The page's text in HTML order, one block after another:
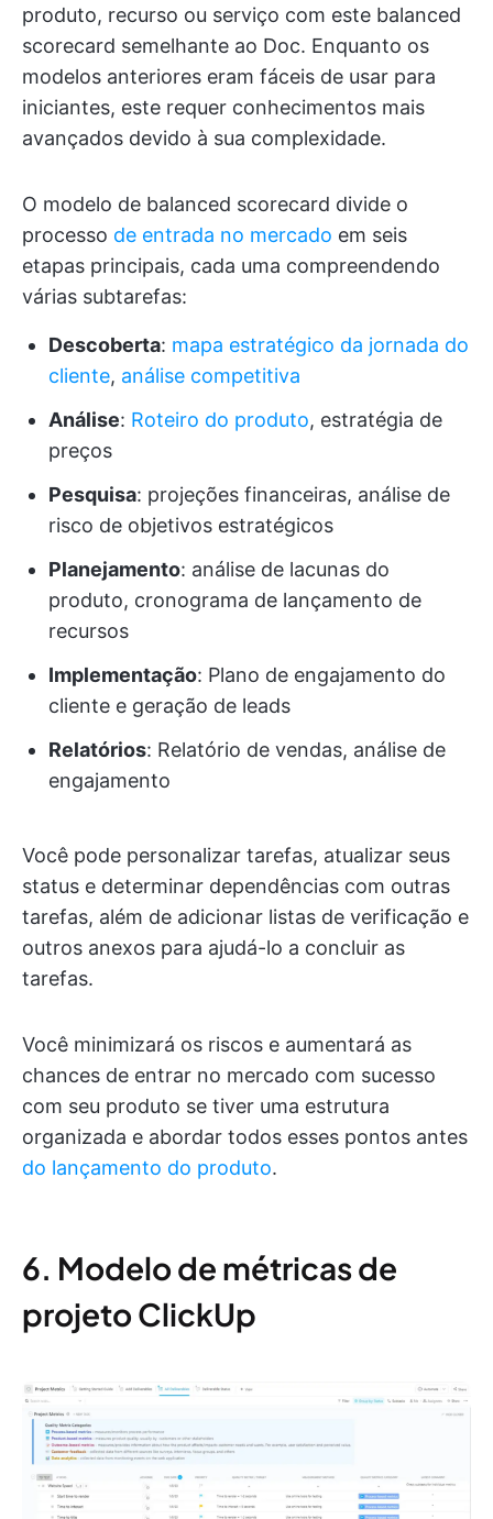
produto, recurso ou serviço com este balanced
scorecard semelhante ao Doc. Enquanto os
modelos anteriores eram fáceis de usar para
iniciantes, este requer conhecimentos mais
avançados devido à sua complexidade.
O modelo de balanced scorecard divide o
processo de entrada no mercado em seis
etapas principais, cada uma compreendendo
várias subtarefas:
Descoberta: mapa estratégico da jornada do
cliente, análise competitiva
Análise: Roteiro do produto, estratégia de
preços
Pesquisa: projeções financeiras, análise de
risco de objetivos estratégicos
Planejamento: análise de lacunas do
produto, cronograma de lançamento de
recursos
Implementação: Plano de engajamento do
cliente e geração de leads
Relatórios: Relatório de vendas, análise de
engajamento
Você pode personalizar tarefas, atualizar seus
status e determinar dependências com outras
tarefas, além de adicionar listas de verificação e
outros anexos para ajudá-lo a concluir as
tarefas.
Você minimizará os riscos e aumentará as
chances de entrar no mercado com sucesso
com seu produto se tiver uma estrutura
organizada e abordar todos esses pontos antes
do lançamento do produto.
6. Modelo de métricas de
projeto ClickUp